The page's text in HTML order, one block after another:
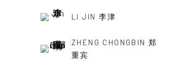
LI JIN 李津
ZHENG CHONGBIN 郑
重宾